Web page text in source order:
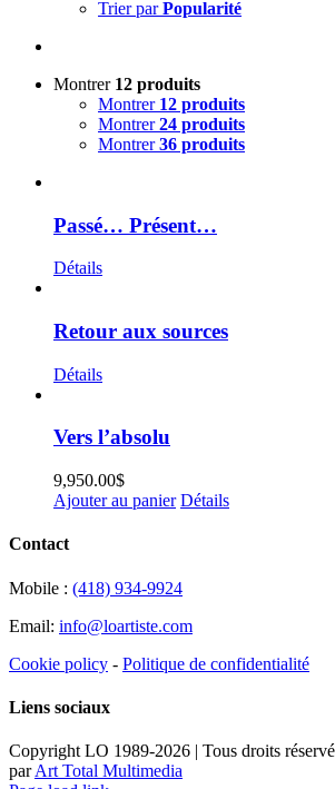
Trier parPopularité
Montrer 12 produits
Montrer 12 produits
Montrer24 produits
Montrer36 produits
Passé… Présent…
Détails
Retour aux sources
Détails
Vers l’absolu
9,950.00$
Ajouter au panier Détails
Contact
Mobile : (418) 934-9924
Email: info@loartiste.com
Cookie policy - Politique de confidentialité
Liens sociaux
Copyright LO 1989-2026 | Tous droits
parArt Total Multimedia